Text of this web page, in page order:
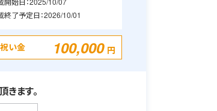
終了予定日：2026/10/01
い金 100,000 円
ます。